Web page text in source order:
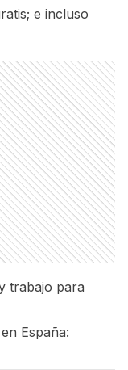
e incluso
trabajo para
España: